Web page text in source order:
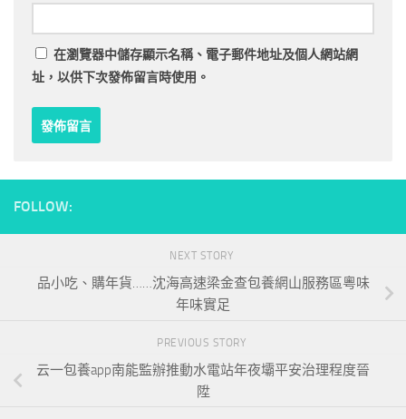
在瀏覽器中儲存顯示名稱、電子郵件地址及個人網站網
址，以供下次發佈留言時使用。
FOLLOW:
NEXT STORY
品小吃、購年貨……沈海高速梁金查包養網山服務區粵味
年味實足
PREVIOUS STORY
云一包養app南能監辦推動水電站年夜壩平安治理程度晉
陞